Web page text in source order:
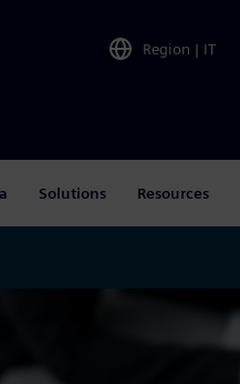
Region | IT
Solutions Resources